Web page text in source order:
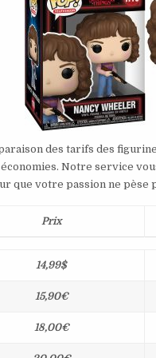
des tarifs des
Notre service
que votre passion ne
Prix
14,99$
15,90€
18,00€